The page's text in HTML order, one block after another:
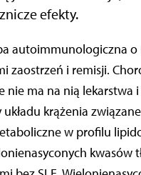
efekty.
zaostrzeń i remisji.
ma na nią lekarstwa
krążenia
w profilu